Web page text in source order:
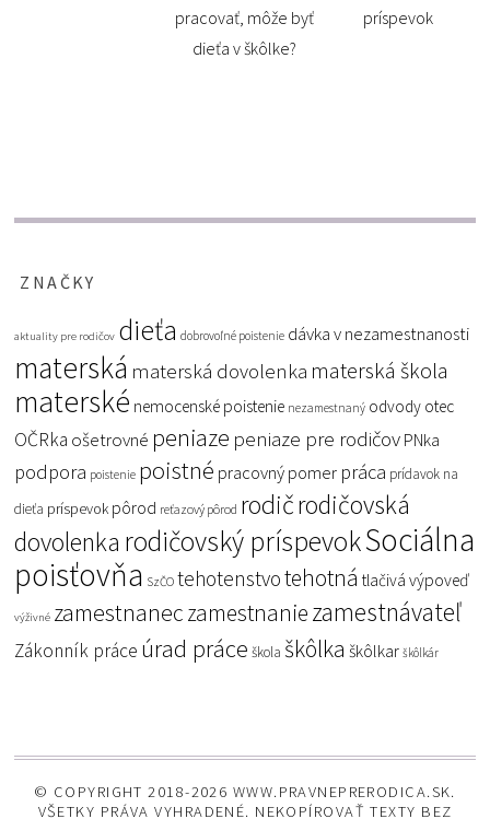
pracovať, môže byť
dieťa v škôlke?
príspevok
ZNAČKY
aktuality pre rodičov dieťa dobrovoľné poistenie dávka v nezamestnanosti
materská materská dovolenka materská škola
materské nemocenské poistenie nezamestnaný odvody otec
OČRka ošetrovné peniaze peniaze pre rodičov PNka
podpora poistenie poistné pracovný pomer práca prídavok na
dieťa príspevok pôrod reťazový pôrod rodičrodičovská
dovolenka rodičovský príspevokSociálna
poisťovňa SzČO tehotenstvotehotná tlačivá výpoveď
výživné zamestnaneczamestnaniezamestnávateľ
Zákonník práce úrad práce škola škôlka škôlkar škôlkár
© COPYRIGHT 2018-2026 WWW.PRAVNEPRERODICA.SK.
VŠETKY PRÁVA VYHRADENÉ. NEKOPÍROVAŤ TEXTY BEZ